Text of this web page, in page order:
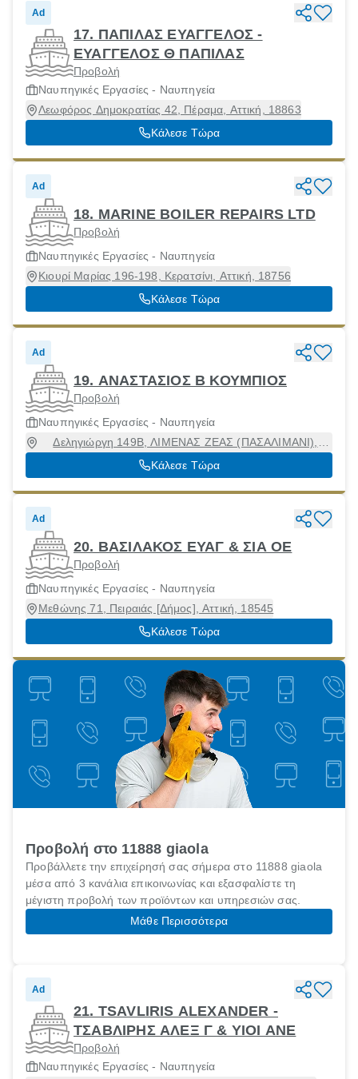
Ad
17. ΠΑΠΙΛΑΣ ΕΥΑΓΓΕΛΟΣ -
ΕΥΑΓΓΕΛΟΣ Θ ΠΑΠΙΛΑΣ
Προβολή
Ναυπηγικές Εργασίες - Ναυπηγεία
Λεωφόρος Δημοκρατίας 42, Πέραμα, Αττική, 18863
Κάλεσε Τώρα
Ad
18. MARINE BOILER REPAIRS LTD
Προβολή
Ναυπηγικές Εργασίες - Ναυπηγεία
Κιουρί Μαρίας 196-198, Κερατσίνι, Αττική, 18756
Κάλεσε Τώρα
Ad
19. ΑΝΑΣΤΑΣΙΟΣ Β ΚΟΥΜΠΙΟΣ
Προβολή
Ναυπηγικές Εργασίες - Ναυπηγεία
Δεληγιώργη 149Β, ΛΙΜΕΝΑΣ ΖΕΑΣ (ΠΑΣΑΛΙΜΑΝΙ),
Πειραιάς [Δήμος], Αττική, 18534
Κάλεσε Τώρα
Ad
20. ΒΑΣΙΛΑΚΟΣ ΕΥΑΓ & ΣΙΑ ΟΕ
Προβολή
Ναυπηγικές Εργασίες - Ναυπηγεία
Μεθώνης 71, Πειραιάς [Δήμος], Αττική, 18545
Κάλεσε Τώρα
Προβολή στο 11888 giaola
Προβάλλετε την επιχείρησή σας σήμερα στο 11888 giaola
μέσα από 3 κανάλια επικοινωνίας και εξασφαλίστε τη
μέγιστη προβολή των προϊόντων και υπηρεσιών σας.
Μάθε Περισσότερα
Ad
21. TSAVLIRIS ALEXANDER -
ΤΣΑΒΛΙΡΗΣ ΑΛΕΞ Γ & ΥΙΟΙ ΑΝΕ
Προβολή
Ναυπηγικές Εργασίες - Ναυπηγεία